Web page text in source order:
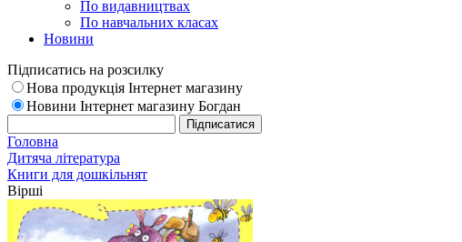
По видавництвах
По навчальних класах
Новини
Підписатись на розсилку
Нова продукція Інтернет магазину
Новини Інтернет магазину Богдан
Головна
Дитяча література
Книги для дошкільнят
Вірші